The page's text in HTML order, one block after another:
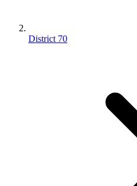
District 70